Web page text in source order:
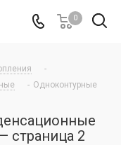
0
-
- Одноконтурные
страница 2